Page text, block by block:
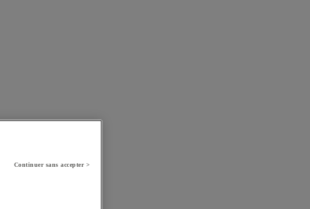
Continuer sans accepter >